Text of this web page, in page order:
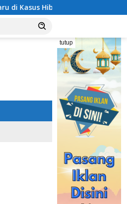
Geger! 5 Komisioner KPU
tutup